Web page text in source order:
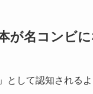
が名コンビ
して認知される